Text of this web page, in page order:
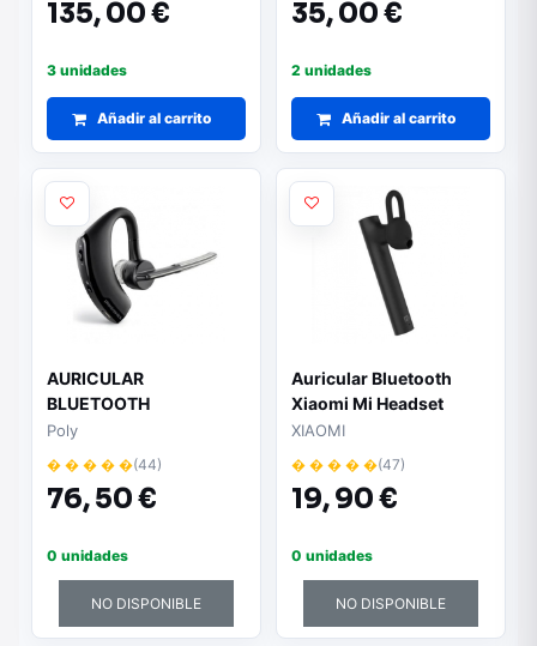
135,00 €
3 unidades
Añadir al carrito
35,00 €
2 unidades
Añadir al carrito
AURICULAR
BLUETOOTH
PLANTRONICS
VOYAGER LEGEND -
3XMIC - BT
MULTIPUNTO V.3.0 -
/ 200 H. - 18 GR.
Poly
� � � � �(44)
76,50 €
0 unidades
NO DISPONIBLE
Auricular Bluetooth
Xiaomi Mi Headset
Basic/ Negro
XIAOMI
� � � � �(47)
19,90 €
0 unidades
NO DISPONIBLE